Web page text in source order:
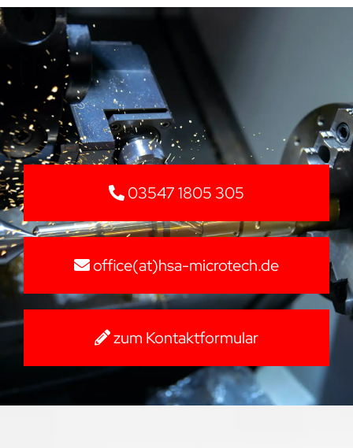
03547 1805 305
office(at)hsa-microtech.de
zum Kontaktformular